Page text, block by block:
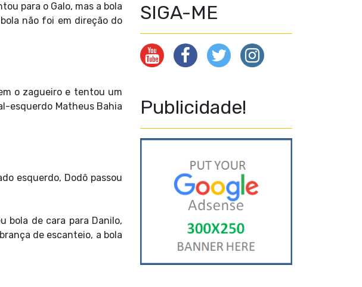
para o Galo, mas a bola
não foi em direção do
o zagueiro e tentou um
esquerdo Matheus Bahia
esquerdo, Dodô passou
bola de cara para Danilo,
de escanteio, a bola
SIGA-ME
Publicidade!